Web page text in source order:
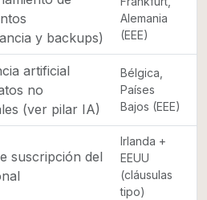
y backups)
Alemania
(EEE)
artificial
no
(ver pilar IA)
Bélgica,
Países
Bajos (EEE)
suscripción del
Irlanda +
EEUU
(cláusulas
tipo)